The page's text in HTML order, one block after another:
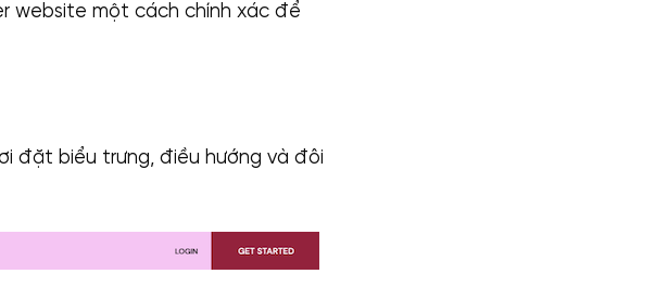
website một cách chính xác để
đặt biểu trưng, ​​điều hướng và đôi